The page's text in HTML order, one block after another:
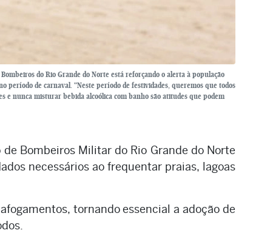
do Rio Grande do Norte está reforçando o alerta à população
período de carnaval. "Neste período de festividades, queremos que todos
e nunca misturar bebida alcoólica com banho são atitudes que podem
Bombeiros Militar do Rio Grande do Norte
necessários ao frequentar praias, lagoas
tornando essencial a adoção de